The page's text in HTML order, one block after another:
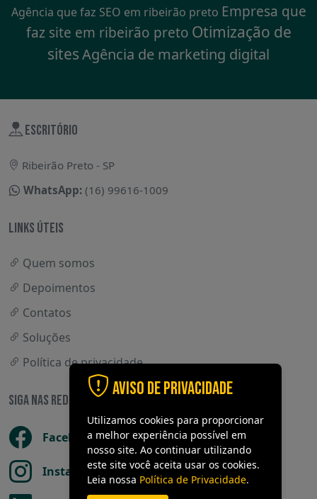
Agência que faz SEO em ribeirão preto Empresa que
faz site em ribeirão preto Otimização de
sitesAgência de marketing digital
ESCRITÓRIO
Ribeirão Preto - SP
WhatsApp: (16) 99616-1009
LINKS ÚTEIS
Quem somos
Depoimentos
Contatos
Soluções
Política de privacidade
SIGA NAS REDES SOCIAIS
Facebook
Instagram
Aviso de Privacidade
Utilizamos cookies para proporcionar
a melhor experiência possível em
nosso site. Ao continuar utilizando
este site você aceita usar os cookies.
Leia nossa Política de Privacidade.